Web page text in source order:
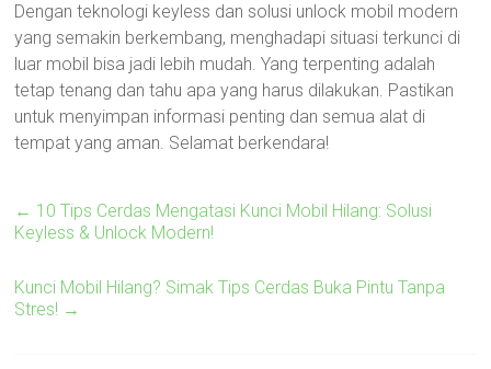
Dengan teknologi keyless dan solusi unlock mobil modern
yang semakin berkembang, menghadapi situasi terkunci di
luar mobil bisa jadi lebih mudah. Yang terpenting adalah
tetap tenang dan tahu apa yang harus dilakukan. Pastikan
untuk menyimpan informasi penting dan semua alat di
tempat yang aman. Selamat berkendara!
← 10 Tips Cerdas Mengatasi Kunci Mobil Hilang: Solusi
Keyless & Unlock Modern!
Kunci Mobil Hilang? Simak Tips Cerdas Buka Pintu Tanpa
Stres! →